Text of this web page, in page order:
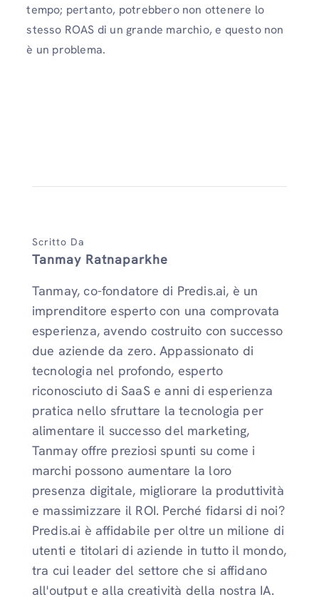
tempo; pertanto, potrebbero non ottenere lo
stesso ROAS di un grande marchio, e questo non
è un problema.
Scritto Da
Tanmay Ratnaparkhe
Tanmay, co-fondatore di Predis.ai, è un
imprenditore esperto con una comprovata
esperienza, avendo costruito con successo
due aziende da zero. Appassionato di
tecnologia nel profondo, esperto
riconosciuto di SaaS e anni di esperienza
pratica nello sfruttare la tecnologia per
alimentare il successo del marketing,
Tanmay offre preziosi spunti su come i
marchi possono aumentare la loro
presenza digitale, migliorare la produttività
e massimizzare il ROI. Perché fidarsi di noi?
Predis.ai è affidabile per oltre un milione di
utenti e titolari di aziende in tutto il mondo,
tra cui leader del settore che si affidano
all'output e alla creatività della nostra IA.